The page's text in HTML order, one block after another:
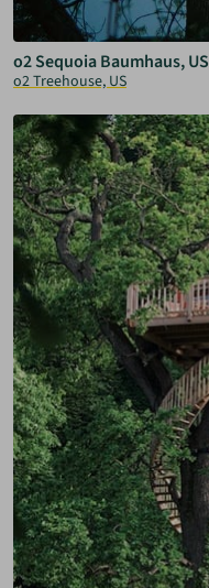
o2 Sequoia Baumhaus, US
o2 Treehouse, US